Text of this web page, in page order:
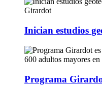
Inician estudios
Programa